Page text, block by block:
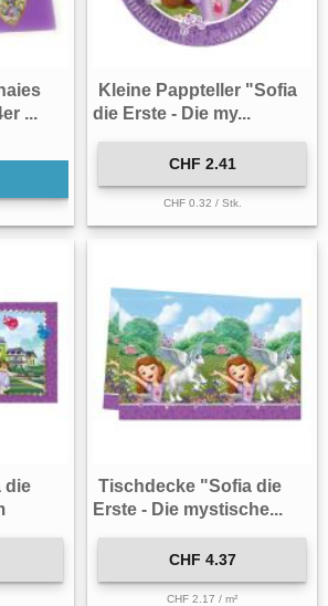
...
Kleine Pappteller "Sofia
die Erste - Die my...
CHF 2.41
CHF 0.32 / Stk.
die
Tischdecke "Sofia die
Erste - Die mystische...
CHF 4.37
CHF 2.17 / m²